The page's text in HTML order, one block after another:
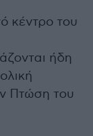
κέντρο του
ήδη
Πτώση του